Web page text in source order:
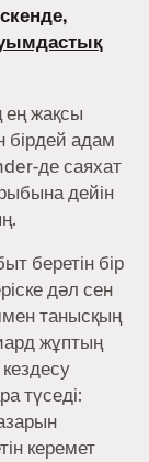
жақсы
бірдей адам
де саяхат
дейін
беретін бір
дәл сен
танысқың
жұптың
түседі:
керемет